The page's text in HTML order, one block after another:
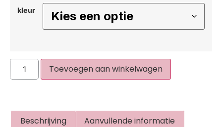
kleur
Toevoegen aan winkelwagen
Beschrijving Aanvullende informatie